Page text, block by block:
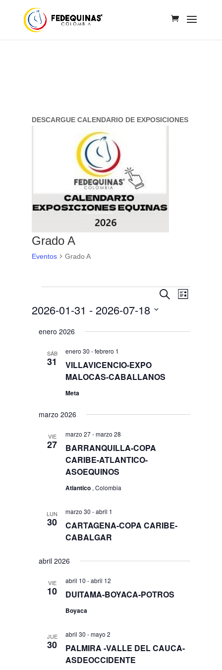
DESCARGUE CALENDARIO DE EXPOSICIONES
Grado A
Eventos Grado A
de
y
Buscar
de
Evento
Lista
2026-01-31 - 2026-07-18
enero 2026
SÁB
31
VILLAVICENCIO-EXPO
MALOCAS-CABALLANOS
enero 30 -febrero 1
Meta
marzo 2026
VIE
27
BARRANQUILLA-COPA
CARIBE-ATLANTICO-
ASOEQUINOS
marzo 27-marzo 28
Atlantico , Colombia
LUN
30
CARTAGENA-COPA CARIBE-
CABALGAR
marzo 30 -abril 1
abril 2026
VIE
10 DUITAMA-BOYACA-POTROS
abril 10 -abril 12
Boyaca
JUE
30
PALMIRA -VALLE DEL CAUCA-
ASDEOCCIDENTE
abril 30 -mayo 2